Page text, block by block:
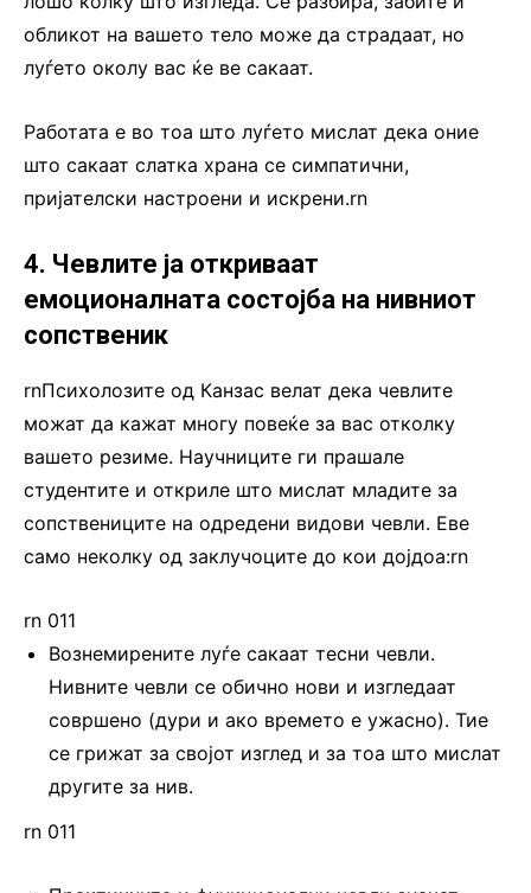
обликот на вашето тело може да страдаат, но
луѓето околу вас ќе ве сакаат.
Работата е во тоа што луѓето мислат дека оние
што сакаат слатка храна се симпатични,
пријателски настроени и искрени.rn
4. Чевлите ја откриваат
емоционалната состојба на нивниот
сопственик
rnПсихолозите од Канзас велат дека чевлите
можат да кажат многу повеќе за вас отколку
вашето резиме. Научниците ги прашале
студентите и откриле што мислат младите за
сопствениците на одредени видови чевли. Еве
само неколку од заклучоците до кои дојдоа:rn
rn 011
Вознемирените луѓе сакаат тесни чевли.
Нивните чевли се обично нови и изгледаат
совршено (дури и ако времето е ужасно). Тие
се грижат за својот изглед и за тоа што мислат
другите за нив.
rn 011